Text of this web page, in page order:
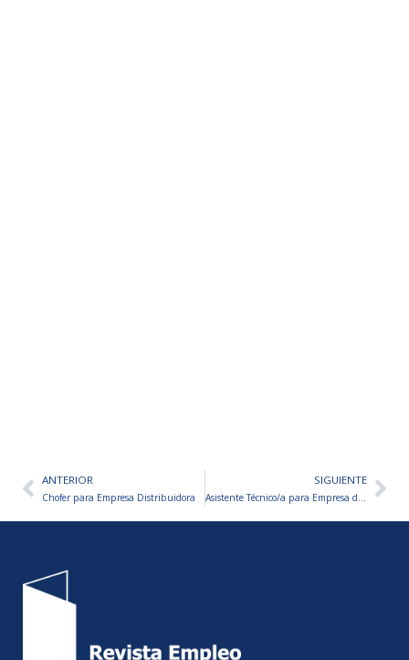
AntANTERIOR
Chofer para Empresa Distribuidora
SIGUIENTE
Asistente Técnico/a para Empresa de Gabinetes Metálicos